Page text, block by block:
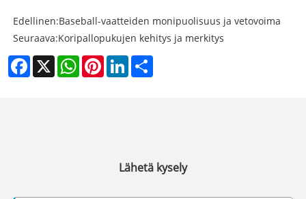
Edellinen:Baseball-vaatteiden monipuolisuus ja vetovoima
Seuraava:Koripallopukujen kehitys ja merkitys
Facebook
X WhatsAppPinterestLinkedIn
Lähetä kysely